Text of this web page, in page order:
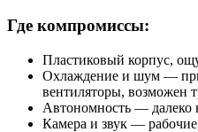
Где компромиссы:
Пластиковый корпус,
Охлаждение и шум —
вентиляторы, возможен
Автономность — далеко
Камера и звук —